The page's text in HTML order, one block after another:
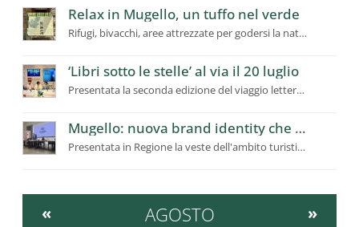
Relax in Mugello, un tuffo nel verde
Rifugi, bivacchi, aree attrezzate per godersi la natura. Stop fuochi
‘Libri sotto le stelle’ al via il 20 luglio
Presentata la seconda edizione del viaggio letterario itinerante in Mugello
Mugello: nuova brand identity che racconta la “Toscana Autentica”
Presentata in Regione la veste dell'ambito turistico per valorizzare e promuovere il territorio
AGOSTO
« »